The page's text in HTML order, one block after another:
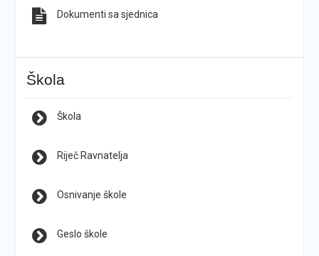
Dokumenti sa sjednica
Škola
Škola
Riječ Ravnatelja
Osnivanje škole
Geslo škole